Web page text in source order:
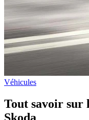
Véhicules
Tout savoir sur